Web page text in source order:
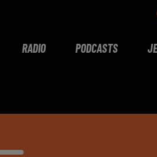
RADIO PODCASTS